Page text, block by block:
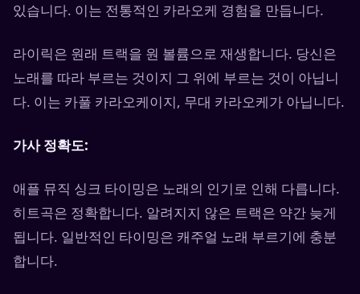
있습니다. 이는 전통적인 카라오케 경험을 만듭니다.
라이릭은 원래 트랙을 원 볼륨으로 재생합니다. 당신은
노래를 따라 부르는 것이지 그 위에 부르는 것이 아닙니
다. 이는 카풀 카라오케이지, 무대 카라오케가 아닙니다.
가사 정확도:
애플 뮤직 싱크 타이밍은 노래의 인기로 인해 다릅니다.
히트곡은 정확합니다. 알려지지 않은 트랙은 약간 늦게
됩니다. 일반적인 타이밍은 캐주얼 노래 부르기에 충분
합니다.